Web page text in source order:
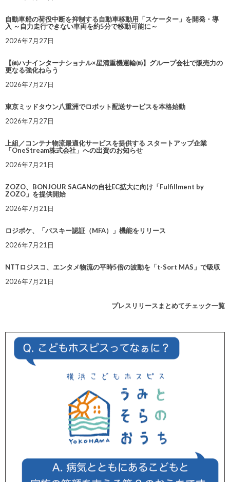
自動車船の荷役中断を抑制する自動車移動用「スケーター」を開発・導
入 ～自力走行できない車両を約5分で移動可能に～
2026年7月27日
【㈱ハナインターナショナル×星清重機運輸㈱】グループ会社で販売力の
更なる強化ねらう
2026年7月27日
東京ミッドタウン八重洲でロボット配送サービスを本格始動
2026年7月27日
上組／コンテナ物流最適化サービスを提供する スタートアップ企業
「OneStream株式会社」への出資のお知らせ
2026年7月21日
ZOZO、BONJOUR SAGANの自社EC拡大に向け「Fulfillment by
ZOZO」を提供開始
2026年7月21日
ロジポケ、「パスキー認証（MFA）」機能をリリース
2026年7月21日
NTTロジスコ、エンタメ物流の平時5倍の波動を「t-Sort MAS」で吸収
2026年7月21日
プレスリリースまとめてチェック一覧